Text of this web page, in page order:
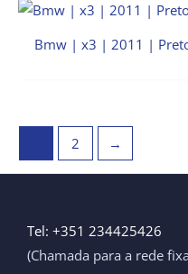
Bmw | x3 | 2011 |
2 →
Tel: +351 234425426
(Chamada para a rede